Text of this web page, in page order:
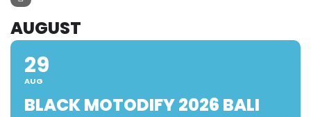
AUGUST
29
AUG
BLACK MOTODIFY 2026 BALI